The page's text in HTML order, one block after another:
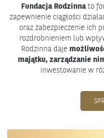
Fundacja Rodzinnato
zapewnienie ciągłości
oraz zabezpieczenie ich
rozdrobnieniem lub
Rodzinna daje
majątku, zarządzanie
inwestowanie w